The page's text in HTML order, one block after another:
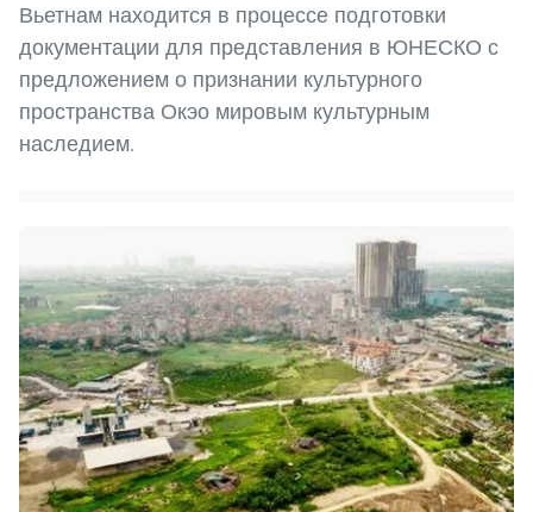
Вьетнам находится в процессе подготовки
документации для представления в ЮНЕСКО с
предложением о признании культурного
пространства Окэо мировым культурным
наследием.